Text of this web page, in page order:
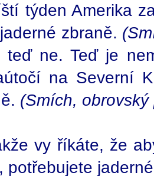
týden Amerika
zbraně.
teď ne. Teď je
na Severní
(Smích, obrovský
vy říkáte, že
potřebujete